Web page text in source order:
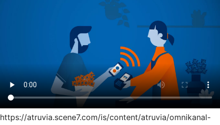
https://atruvia.scene7.com/is/content/atruvia/omnikanal-